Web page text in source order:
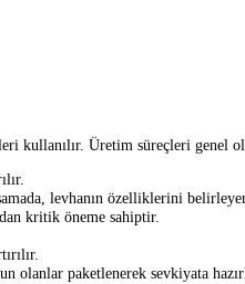
kullanılır. Üretim süreçleri genel
levhanın özelliklerini
kritik öneme sahiptir.
olanlar paketlenerek sevkiyata